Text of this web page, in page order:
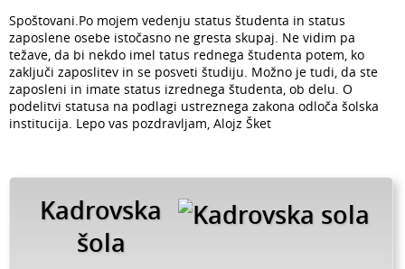
Spoštovani.Po mojem vedenju status študenta in status
zaposlene osebe istočasno ne gresta skupaj. Ne vidim pa
težave, da bi nekdo imel tatus rednega študenta potem, ko
zaključi zaposlitev in se posveti študiju. Možno je tudi, da ste
zaposleni in imate status izrednega študenta, ob delu. O
podelitvi statusa na podlagi ustreznega zakona odloča šolska
institucija. Lepo vas pozdravljam, Alojz Šket
Kadrovska
šola